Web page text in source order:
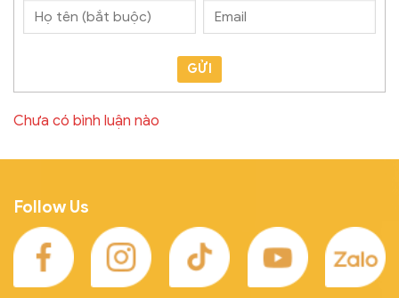
GỬI
Chưa có bình luận nào
Follow Us